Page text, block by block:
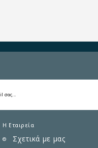
Η Εταιρεία
Σχετικά με μας